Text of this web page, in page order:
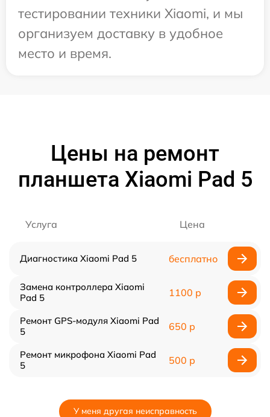
тестировании техники Xiaomi, и мы
организуем доставку в удобное
место и время.
Цены на ремонт
планшета Xiaomi Pad 5
Услуга Цена
Диагностика Xiaomi Pad 5 бесплатно
Замена контроллера Xiaomi
Pad 5
1100 р
Ремонт GPS-модуля Xiaomi Pad
5
650 р
Ремонт микрофона Xiaomi Pad
5
500 р
У меня другая неисправность